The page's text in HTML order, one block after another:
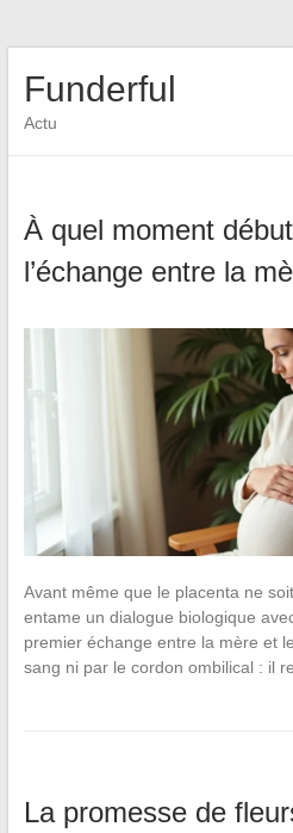
Funderful
Actu
À quel moment
l’échange entre la
Avant même que le placenta ne
entame un dialogue biologique
premier échange entre la mère et
sang ni par le cordon ombilical : il
La promesse de